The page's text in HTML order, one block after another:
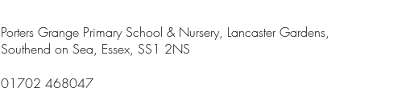
Porters Grange Primary School & Nursery, Lancaster Gardens,
Southend on Sea, Essex, SS1 2NS
01702 468047